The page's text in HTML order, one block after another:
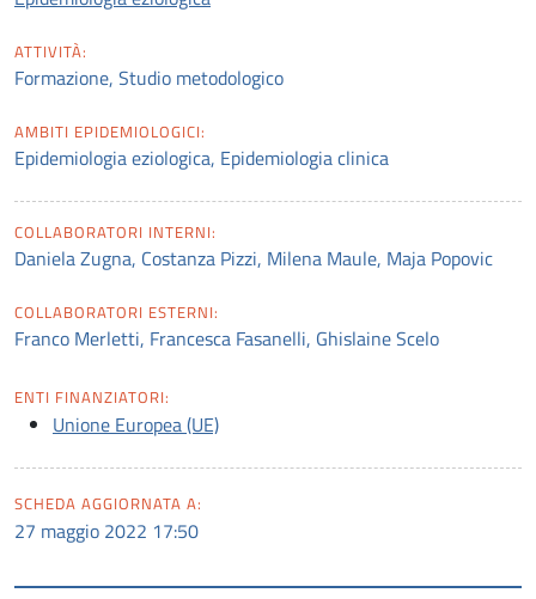
ATTIVITÀ:
Formazione, Studio metodologico
AMBITI EPIDEMIOLOGICI:
Epidemiologia eziologica, Epidemiologia clinica
COLLABORATORI INTERNI:
Daniela Zugna, Costanza Pizzi, Milena Maule, Maja Popovic
COLLABORATORI ESTERNI:
Franco Merletti, Francesca Fasanelli, Ghislaine Scelo
ENTI FINANZIATORI:
Unione Europea (UE)
SCHEDA AGGIORNATA A:
27 maggio 2022 17:50